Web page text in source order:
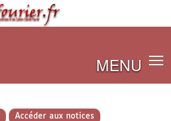
MENU
Accéder aux notices